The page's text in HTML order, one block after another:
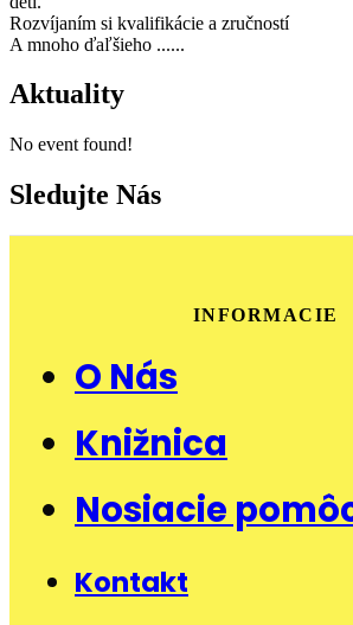
Rozvíjaním si kvalifikácie a zručností
A mnoho ďaľšieho ......
Aktuality
No event found!
Sledujte Nás
INFORMACIE
O Nás
Knižnica
Nosiacie
Kontakt